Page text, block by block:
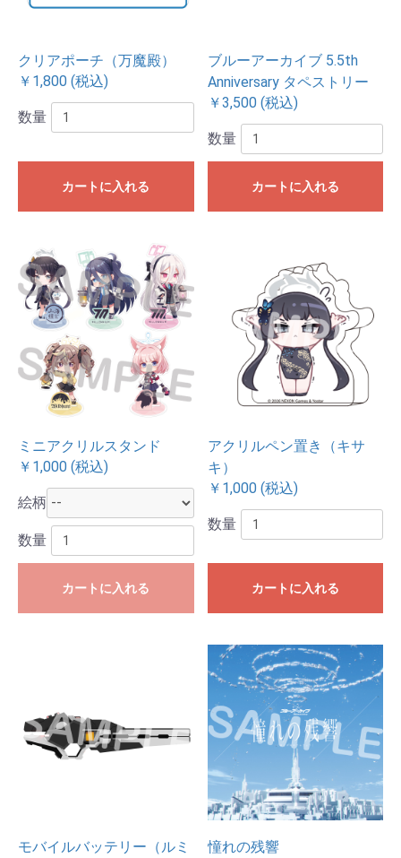
クリアポーチ（万魔殿）
￥1,800 (税込)
数量
カートに入れる
ブルーアーカイブ 5.5th
Anniversary タペストリー
￥3,500 (税込)
数量
カートに入れる
ミニアクリルスタンド
￥1,000 (税込)
絵柄
数量
カートに入れる
アクリルペン置き（キサ
キ）
￥1,000 (税込)
数量
カートに入れる
モバイルバッテリー（ルミ
憧れの残響